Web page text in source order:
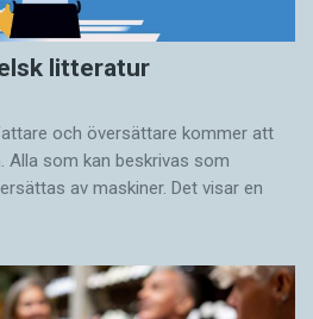
litteratur
och översättare ­kommer att
Alla som kan beskrivas som
av maskiner. Det visar en